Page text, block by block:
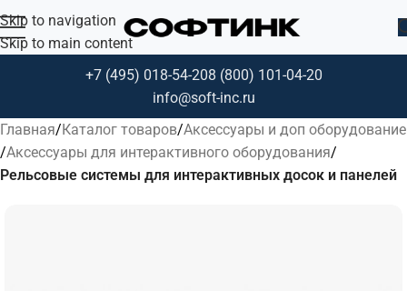
Skip to navigation
Skip to main content
+7 (495) 018-54-208 (800) 101-04-20
info@soft-inc.ru
Главная Каталог товаров Аксессуары и доп оборудование
Аксессуары для интерактивного оборудования
Рельсовые системы для интерактивных досок и панелей